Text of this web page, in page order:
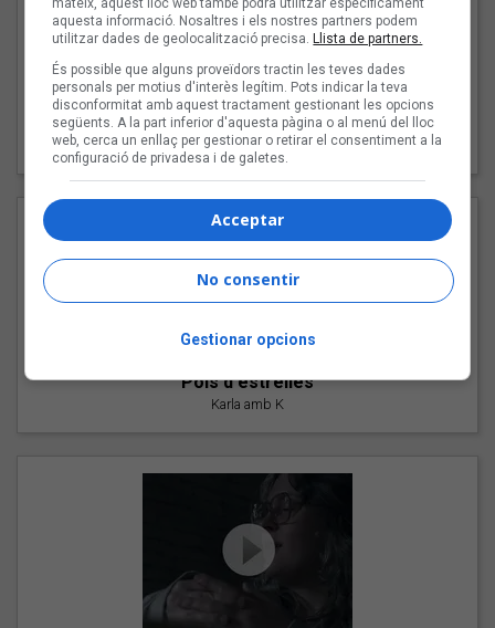
"Les cabres"
94 Rules amb Compte
"Pols d'estrelles"
Karla amb K
aquesta informació. Nosaltres i els nostres partners podem
utilitzar dades de geolocalització precisa.Llista de partners.
És possible que alguns proveïdors tractin les teves dades
personals per motius d'interès legítim. Pots indicar la teva
disconformitat amb aquest tractament gestionant les opcions
següents. A la part inferior d'aquesta pàgina o al menú del lloc
web, cerca un enllaç per gestionar o retirar el consentiment a la
configuració de privadesa i de galetes.
Acceptar
No consentir
Gestionar opcions